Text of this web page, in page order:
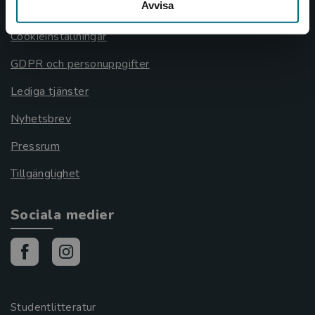
Avvisa
Cookieinställningar
GDPR och personuppgifter
Lediga tjänster
Nyhetsbrev
Pressrum
Tillgänglighet
Sociala medier
Studentlitteratur